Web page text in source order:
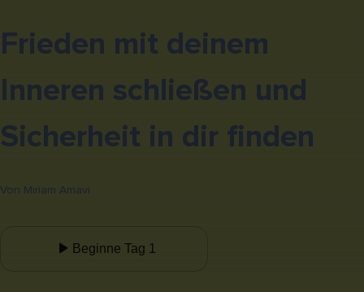
Frieden mit deinem
Inneren schließen und
Sicherheit in dir finden
Von Miriam Amavi
Beginne Tag 1